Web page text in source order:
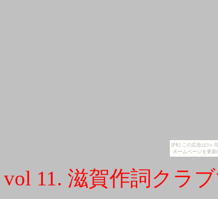
[PR] この広告は3ヶ
ホームページを更
vol 11. 滋賀作詞クラ